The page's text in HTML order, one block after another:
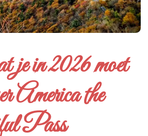
je in 2026 moet
America the
Pass